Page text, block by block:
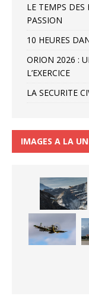
LE TEMPS DES
PASSION
10 HEURES
ORION 2026 :
L’EXERCICE
LA SECURITE
IMAGES A LA